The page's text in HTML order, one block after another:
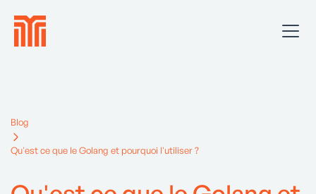
Blog
Qu'est ce que le Golang et pourquoi l'utiliser ?